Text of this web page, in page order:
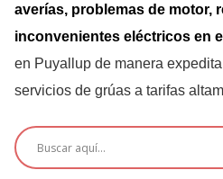
averías, problemas de motor,
inconvenientes eléctricos en
en Puyallup de manera
servicios de grúas a tarifas